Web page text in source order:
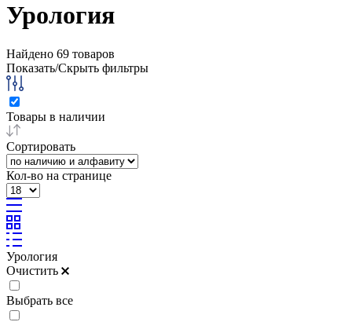
Урология
Найдено 69 товаров
Показать/Скрыть фильтры
Товары в наличии
Сортировать
Кол-во на странице
Урология
Очистить
Выбрать все